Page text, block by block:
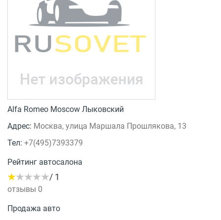
Alfa Romeo Moscow Лыковский
Адрес: Москва, улица Маршала Прошлякова, 13
Тел: +7(495)7393379
Рейтинг автосалона
/ 1
отзывы 0
Продажа авто